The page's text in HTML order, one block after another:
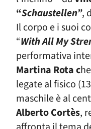
“Schaustellen”,
Il corpo e i suoi
“With All My
performativa
Martina Rotac
legate al fisico
maschile è al
Alberto Cortès,